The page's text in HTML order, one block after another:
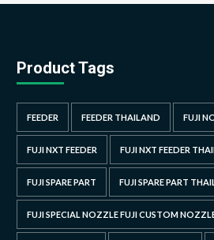
Product Tags
FEEDER FEEDER THAILAND FUJI
FUJI NXT FEEDER FUJI NXT FEEDER
FUJI SPARE PART FUJI SPARE PART
FUJI SPECIAL NOZZLE FUJI CUSTOM